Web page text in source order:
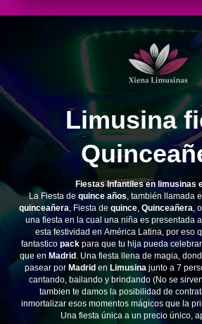
Limusina
Fiestas Infantiles en limusinas
La Fiesta dequince años , también llamada
quinceañera , Fiesta de quince, Quinceañera,
una fiesta en la cual una niña es presentada
esta festividad en América Latina, por eso
fantastico pack para que tu hija pueda
que en Madrid . Una fiesta llena de magia,
pasear por Madrid en Limusina junto a 7
cantando, bailando y brindando (No se
tambien te damos la posibilidad de
inmortalizar esos momentos mágicos que la
Una fiesta única a un precio único,